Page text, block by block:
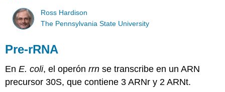
Ross Hardison
The Pennsylvania State University
Pre-rRNA
EnE. coli, el operónrrn se transcribe en un ARN
precursor 30S, que contiene 3 ARNr y 2 ARNt.